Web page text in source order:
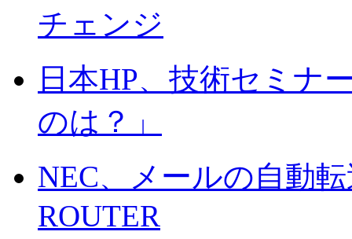
チェンジ
日本HP、技術セミナ
のは？」
NEC、メールの自動
ROUTER